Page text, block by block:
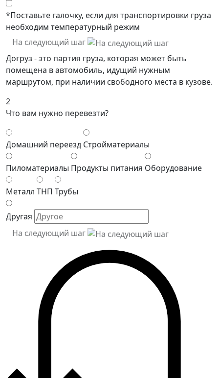
*Поставьте галочку, если для транспортировки груза
необходим температурный режим
На следующий шаг
Догруз - это партия груза, которая может быть
помещена в автомобиль, идущий нужным
маршрутом, при наличии свободного места в кузове.
2
Что вам нужно перевезти?
Домашний переезд Стройматериалы
Пиломатериалы Продукты питания Оборудование
Металл ТНП Трубы
Другая
На следующий шаг